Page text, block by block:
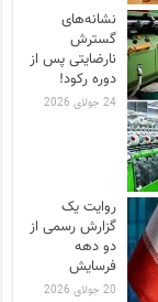
نشانه‌های
گسترش
نارضایتی‌ پس از
دوره رکود!
24 جولای 2026
روایت یک
گزارش رسمی از
دو دهه
فرسایش
20 جولای 2026